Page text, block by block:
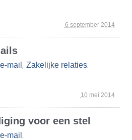
6 september 2014
10 mei 2014
mail , Zakelijke relaties.
voor een stel
mail .